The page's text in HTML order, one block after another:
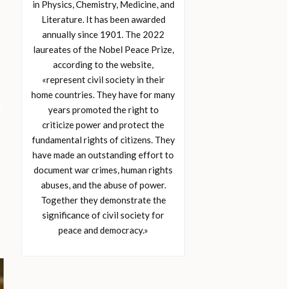
in Physics, Chemistry, Medicine, and
Literature. It has been awarded
annually since 1901. The 2022
laureates of the Nobel Peace Prize,
according to the website,
«represent civil society in their
home countries. They have for many
years promoted the right to
criticize power and protect the
fundamental rights of citizens. They
have made an outstanding effort to
document war crimes, human rights
abuses, and the abuse of power.
Together they demonstrate the
significance of civil society for
peace and democracy.»